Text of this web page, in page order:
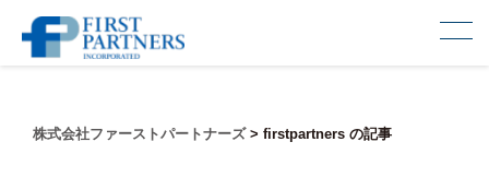
株式会社ファーストパートナーズ>firstpartners の記事